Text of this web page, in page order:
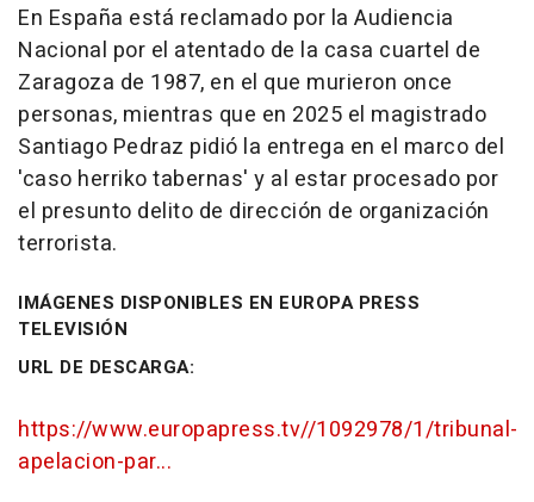
En España está reclamado por la Audiencia
Nacional por el atentado de la casa cuartel de
Zaragoza de 1987, en el que murieron once
personas, mientras que en 2025 el magistrado
Santiago Pedraz pidió la entrega en el marco del
'caso herriko tabernas' y al estar procesado por
el presunto delito de dirección de organización
terrorista.
IMÁGENES DISPONIBLES EN EUROPA PRESS
TELEVISIÓN
URL DE DESCARGA:
https://www.europapress.tv//1092978/1/tribunal-
apelacion-par...